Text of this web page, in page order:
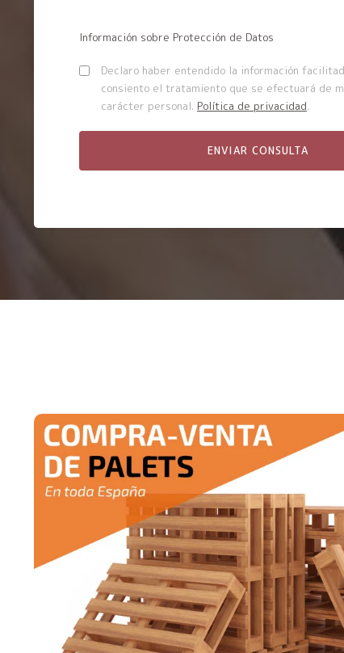
Información sobre Protección de Datos
Declaro haber entendido la información
consiento el tratamiento que se efectuará de
carácter personal. Política de privacidad.